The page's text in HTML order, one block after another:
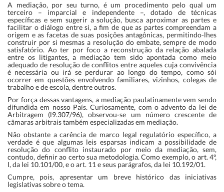
A mediação, por seu turno, é um procedimento pelo qual um
terceiro – imparcial e independente –, dotado de técnicas
específicas e sem sugerir a solução, busca aproximar as partes e
facilitar o diálogo entre si, a fim de que as partes compreendam a
origem e as facetas de suas posições antagônicas, permitindo-lhes
construir por si mesmas a resolução do embate, sempre de modo
satisfatório. Ao ter por foco a reconstrução da relação abalada
entre os litigantes, a mediação tem sido apontada como meio
adequado de resolução de conflitos entre aqueles cuja convivência
é necessária ou irá se perdurar ao longo do tempo, como sói
ocorrer em questões envolvendo familiares, vizinhos, colegas de
trabalho e de escola, dentre outros.
Por força dessas vantagens, a mediação paulatinamente vem sendo
difundida em nosso País. Curiosamente, com o advento da lei de
Arbitragem (l9.307/96), observou-se um número crescente de
câmaras arbitrais também especializadas em mediação.
Não obstante a carência de marco legal regulatório específico, a
verdade é que algumas leis esparsas indicam a possibilidade de
resolução do conflito instaurado por meio da mediação, sem,
contudo, definir ao certo sua metodologia. Como exemplo, o art. 4º,
I, da lei 10.101/00, e o art. 11 e seus parágrafos, da lei 10.192/01.
Cumpre, pois, apresentar um breve histórico das iniciativas
legislativas sobre o tema.